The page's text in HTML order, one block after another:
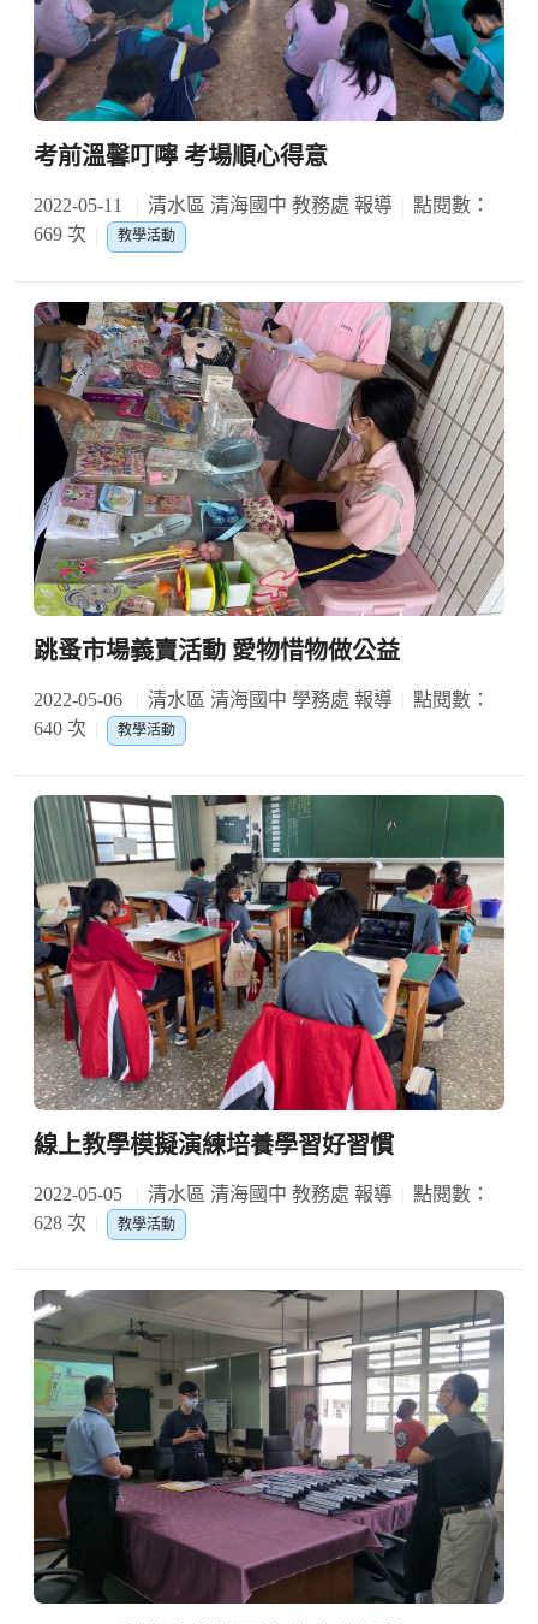
考前溫馨叮嚀 考場順心得意
2022-05-11 清水區 清海國中 教務處 報導
點閱數：
669 次
教學活動
跳蚤市場義賣活動 愛物惜物做公益
2022-05-06 清水區 清海國中 學務處 報導
點閱數：
640 次
教學活動
線上教學模擬演練培養學習好習慣
2022-05-05 清水區 清海國中 教務處 報導
點閱數：
628 次
教學活動